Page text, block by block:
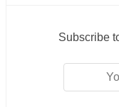
Subscribe